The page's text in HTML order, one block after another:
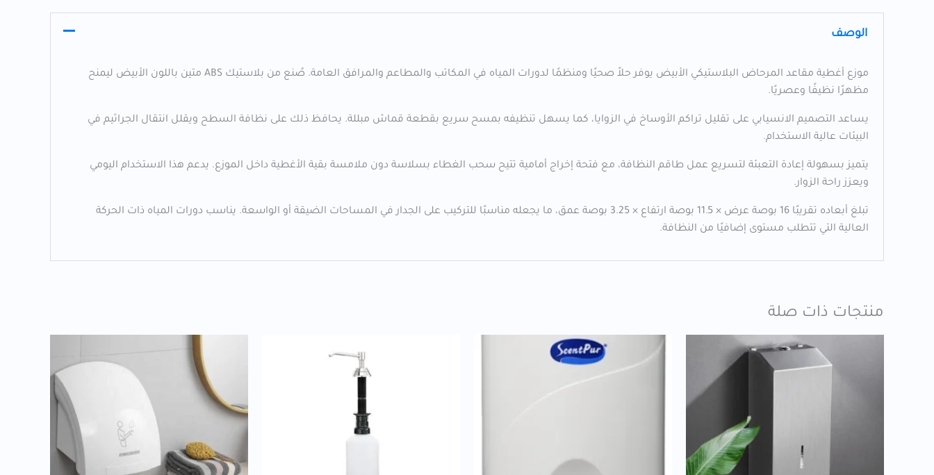
الوصف
موزع أغطية مقاعد المرحاض البلاستيكي الأبيض يوفر حلاً صحيًا ومنظمًا لدورات المياه في المكاتب والمطاعم والمرافق العامة. صُنع من بلاستيك ABS متين باللون الأبيض ليمنح
مظهرًا نظيفًا وعصريًا.
يساعد التصميم الانسيابي على تقليل تراكم الأوساخ في الزوايا، كما يسهل تنظيفه بمسح سريع بقطعة قماش مبللة. يحافظ ذلك على نظافة السطح ويقلل انتقال الجراثيم في
البيئات عالية الاستخدام.
يتميز بسهولة إعادة التعبئة لتسريع عمل طاقم النظافة، مع فتحة إخراج أمامية تتيح سحب الغطاء بسلاسة دون ملامسة بقية الأغطية داخل الموزع. يدعم هذا الاستخدام اليومي
ويعزز راحة الزوار.
تبلغ أبعاده تقريبًا 16 بوصة عرض × 11.5 بوصة ارتفاع × 3.25 بوصة عمق، ما يجعله مناسبًا للتركيب على الجدار في المساحات الضيقة أو الواسعة. يناسب دورات المياه ذات الحركة
العالية التي تتطلب مستوى إضافيًا من النظافة.
منتجات ذات صلة